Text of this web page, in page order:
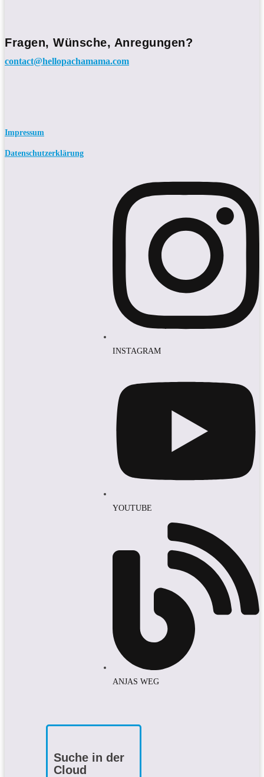
Fragen, Wünsche, Anregungen?
contact@hellopachamama.com
Impressum
Datenschutzerklärung
INSTAGRAM
YOUTUBE
ANJAS WEG
Suche in der
Cloud